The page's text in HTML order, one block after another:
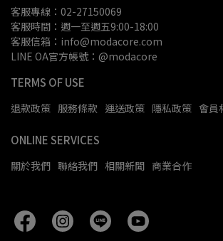
客服專線：02-27150069
客服時間：週一至週五9:00-18:00
客服信箱：info@modacore.com
LINE OA官方帳號：@modacore
TERMS OF USE
退款政策 服務條款 運送政策 隱私政策 會員
ONLINE SERVICES
關於我們 聯絡我們 相關新聞 商業合作